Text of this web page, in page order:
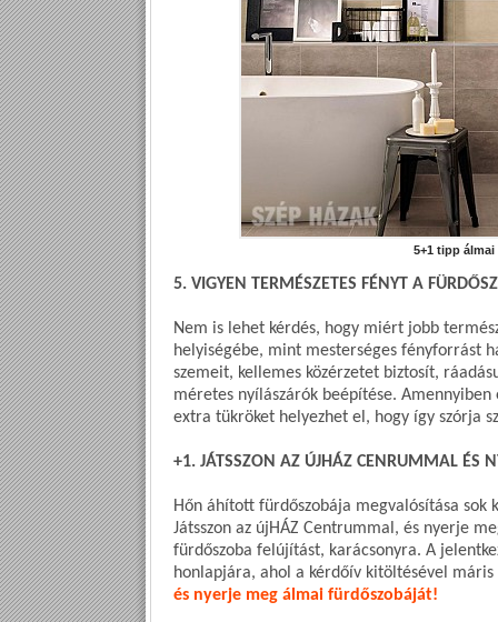
5+1 tipp
5. VIGYEN TERMÉSZETES FÉNYT A
Nem is lehet kérdés, hogy miért jobb
helyiségébe, mint mesterséges fényforrást
szemeit, kellemes közérzetet biztosít,
méretes nyílászárók beépítése.
extra tükröket helyezhet el, hogy így szórja
+1. JÁTSSZON AZ ÚJHÁZ CENRUMMAL ÉS
Hőn áhított fürdőszobája megvalósítása
Játsszon az újHÁZ Centrummal, és nyerje
fürdőszoba felújítást, karácsonyra. A
honlapjára, ahol a kérdőív kitöltésével
és nyerje meg álmai fürdőszobáját!